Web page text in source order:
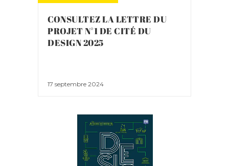
CONSULTEZ LA LETTRE DU
PROJET N°1 DE CITÉ DU
DESIGN 2025
17 septembre 2024